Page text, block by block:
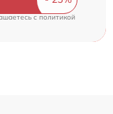
cполитикой